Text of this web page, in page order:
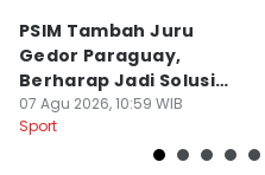
PSIM Tambah Juru
Gedor Paraguay,
Berharap Jadi Solusi
Minimnya Pencetak Gol
07 Agu 2026, 10:59 WIB
Sport